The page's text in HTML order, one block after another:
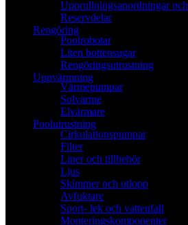
Upprullningsanordningar
Reservdelar
Rengöring
Poolrobotar
Liten bottensugar
Rengöringsutrustning
Uppvärmning
Värmepumpar
Solvärme
Elvärmare
Poolutrustning
Cirkulationspumpar
Filter
Liner och tillbehör
Ljus
Skimmer och utlopp
Avfuktare
Sport- lek och vattenfall
Monteringskomponenter